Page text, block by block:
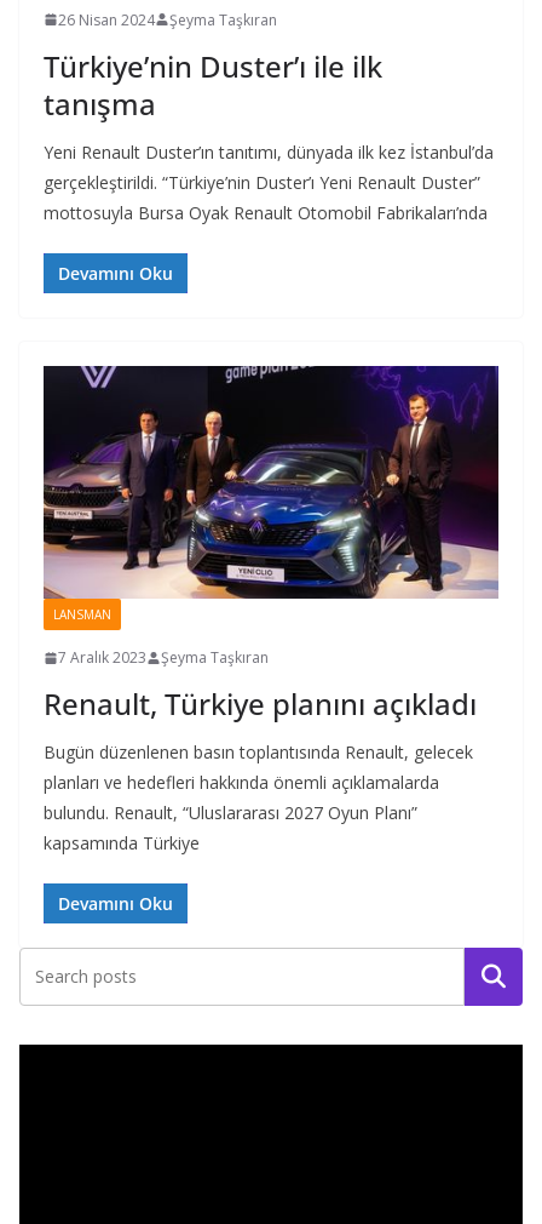
26 Nisan 2024 Şeyma Taşkıran
Türkiye’nin Duster’ı ile ilk
tanışma
Yeni Renault Duster’ın tanıtımı, dünyada ilk kez İstanbul’da
gerçekleştirildi. “Türkiye’nin Duster’ı Yeni Renault Duster”
mottosuyla Bursa Oyak Renault Otomobil Fabrikaları’nda
Devamını Oku
LANSMAN
7 Aralık 2023 Şeyma Taşkıran
Renault, Türkiye planını açıkladı
Bugün düzenlenen basın toplantısında Renault, gelecek
planları ve hedefleri hakkında önemli açıklamalarda
bulundu. Renault, “Uluslararası 2027 Oyun Planı”
kapsamında Türkiye
Devamını Oku
Ara